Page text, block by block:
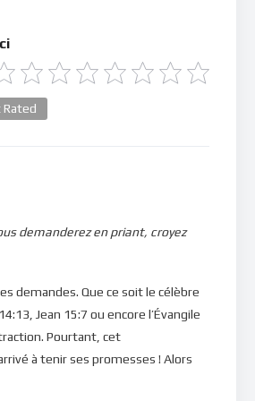
Rated
demanderez en priant, croyez
demandes. Que ce soit le célèbre
Jean 15:7 ou encore l’Évangile
Pourtant, cet
à tenir ses promesses ! Alors